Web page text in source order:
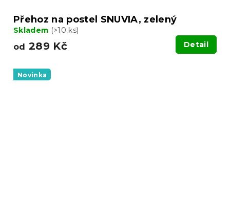
Přehoz na postel SNUVIA, zelený
Skladem (>10 ks)
od 289 Kč Detail
Novinka